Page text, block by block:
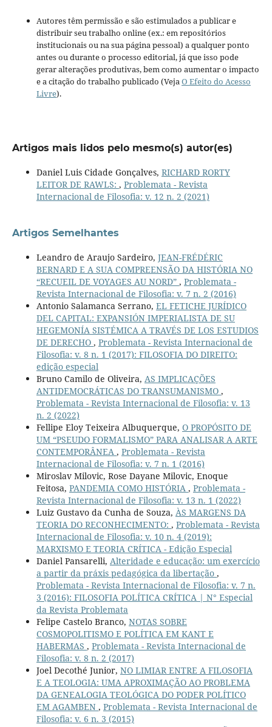
Autores têm permissão e são estimulados a publicar e
distribuir seu trabalho online (ex.: em repositórios
institucionais ou na sua página pessoal) a qualquer ponto
antes ou durante o processo editorial, já que isso pode
gerar alterações produtivas, bem como aumentar o impacto
e a citação do trabalho publicado (VejaO Efeito do Acesso
Livre).
Artigos mais lidos pelo mesmo(s) autor(es)
Daniel Luis Cidade Gonçalves, RICHARD RORTY
LEITOR DE RAWLS: , Problemata - Revista
Internacional de Filosofia: v. 12 n. 2 (2021)
Artigos Semelhantes
Leandro de Araujo Sardeiro, JEAN-FRÉDÉRIC
BERNARD E A SUA COMPREENSÃO DA HISTÓRIA NO
“RECUEIL DE VOYAGES AU NORD” , Problemata -
Revista Internacional de Filosofia: v. 7 n. 2 (2016)
Antonio Salamanca Serrano, EL FETICHE JURÍDICO
DEL CAPITAL: EXPANSIÓN IMPERIALISTA DE SU
HEGEMONÍA SISTÉMICA A TRAVÉS DE LOS ESTUDIOS
DE DERECHO , Problemata - Revista Internacional de
Filosofia: v. 8 n. 1 (2017): FILOSOFIA DO DIREITO:
edição especial
Bruno Camilo de Oliveira, AS IMPLICAÇÕES
ANTIDEMOCRÁTICAS DO TRANSUMANISMO ,
Problemata - Revista Internacional de Filosofia: v. 13
n. 2 (2022)
Fellipe Eloy Teixeira Albuquerque, O PROPÓSITO DE
UM “PSEUDO FORMALISMO” PARA ANALISAR A ARTE
CONTEMPORÂNEA , Problemata - Revista
Internacional de Filosofia: v. 7 n. 1 (2016)
Miroslav Milovic, Rose Dayane Milovic, Enoque
Feitosa, PANDEMIA COMO HISTÓRIA , Problemata -
Revista Internacional de Filosofia: v. 13 n. 1 (2022)
Luiz Gustavo da Cunha de Souza, ÀS MARGENS DA
TEORIA DO RECONHECIMENTO: , Problemata - Revista
Internacional de Filosofia: v. 10 n. 4 (2019):
MARXISMO E TEORIA CRÍTICA - Edição Especial
Daniel Pansarelli, Alteridade e educação: um exercício
a partir da práxis pedagógica da libertação ,
Problemata - Revista Internacional de Filosofia: v. 7 n.
3 (2016): FILOSOFIA POLÍTICA CRÍTICA | N° Especial
da Revista Problemata
Felipe Castelo Branco, NOTAS SOBRE
COSMOPOLITISMO E POLÍTICA EM KANT E
HABERMAS , Problemata - Revista Internacional de
Filosofia: v. 8 n. 2 (2017)
Joel Decothé Junior, NO LIMIAR ENTRE A FILOSOFIA
E A TEOLOGIA: UMA APROXIMAÇÃO AO PROBLEMA
DA GENEALOGIA TEOLÓGICA DO PODER POLÍTICO
EM AGAMBEN , Problemata - Revista Internacional de
Filosofia: v. 6 n. 3 (2015)